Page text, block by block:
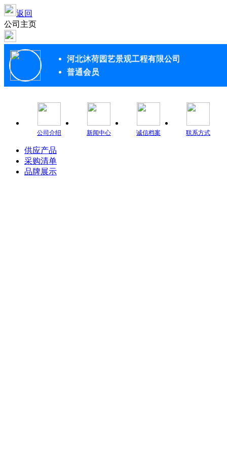
返回
公司主页
河北沐荷园艺景观工程有限公司
普通会员
公司介绍 新闻中心 诚信档案 联系方式
供应产品
采购清单
品牌展示